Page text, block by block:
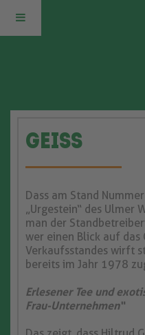
HAUPTSEITE
ZURÜCK
ZUM
BLOG
Geiss
Dass am Stand
„Urgestein“ des Ulmer
man der
wer einen Blick auf
Verkaufsstandes wirft
bereits im Jahr 1978
Erlesener Tee und
Frau-Unternehmen“